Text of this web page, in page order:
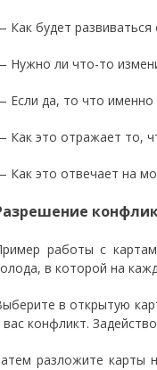
Как будет
Нужно ли что-то
Если да, то что именно
Как это отражает то,
Как это отвечает на
работы с
в которой на
в открытую
вас конфликт.
разложите карты